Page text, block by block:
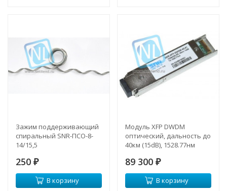
Зажим поддерживающий
спиральный SNR-ПСО-8-
14/15,5
250 ₽
В корзину
Модуль XFP DWDM
оптический, дальность до
40км (15dB), 1528.77нм
89 300 ₽
В корзину